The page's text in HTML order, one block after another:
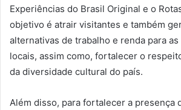
Experiências do Brasil Original e o
objetivo é atrair visitantes e também
alternativas de trabalho e renda para
locais, assim como, fortalecer o
da diversidade cultural do país.
Além disso, para fortalecer a presença